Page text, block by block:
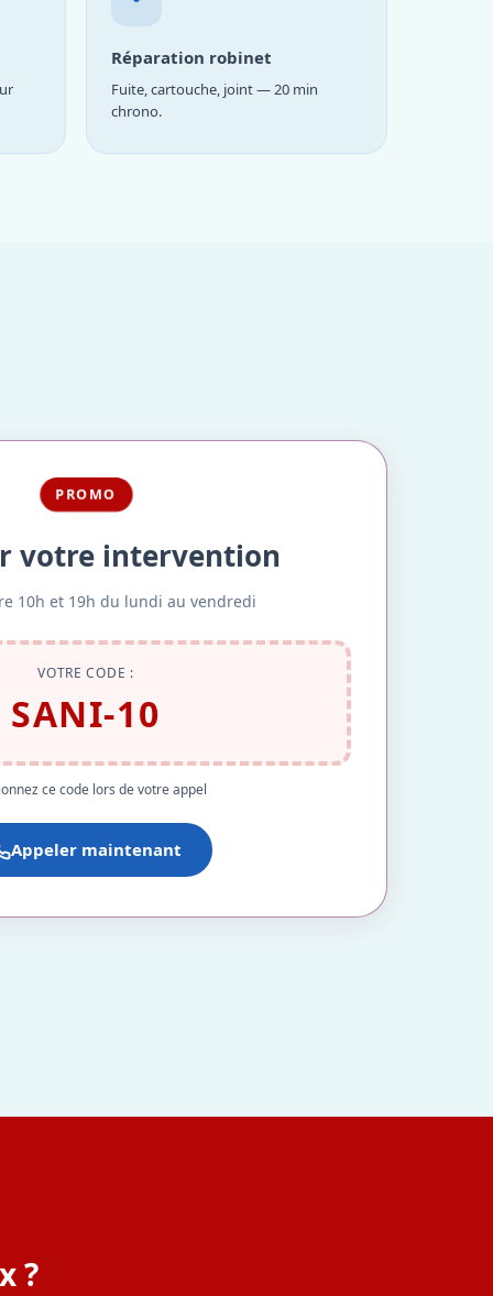
Réparation robinet
Fuite, cartouche, joint — 20 min
chrono.
PROMO
votre intervention
10h et 19h du lundi au vendredi
VOTRE CODE :
SANI-10
ce code lors de votre appel
Appeler maintenant
?